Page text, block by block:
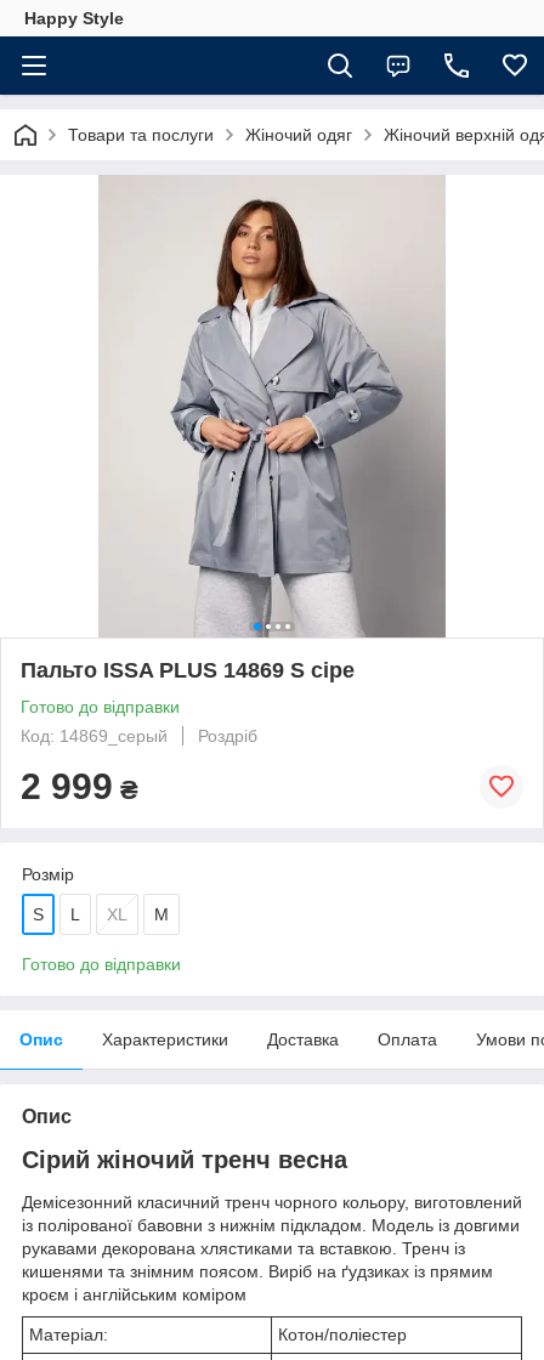
Happy Style
Товари та послуги Жіночий одяг Жіночий верхній
Пальто ISSA PLUS 14869 S сіре
Готово до відправки
Код: 14869_серый
Роздріб
2 999 ₴
Розмір
S L XL M
Готово до відправки
Опис Характеристики Доставка Оплата Умови
Опис
Сірий жіночий тренч весна
Демісезонний класичний тренч чорного кольору, виготовлений
із полірованої бавовни з нижнім підкладом. Модель із довгими
рукавами декорована хлястиками та вставкою. Тренч із
кишенями та знімним поясом. Виріб на ґудзиках із прямим
кроєм і англійським коміром
Матеріал:
Котон/поліестер